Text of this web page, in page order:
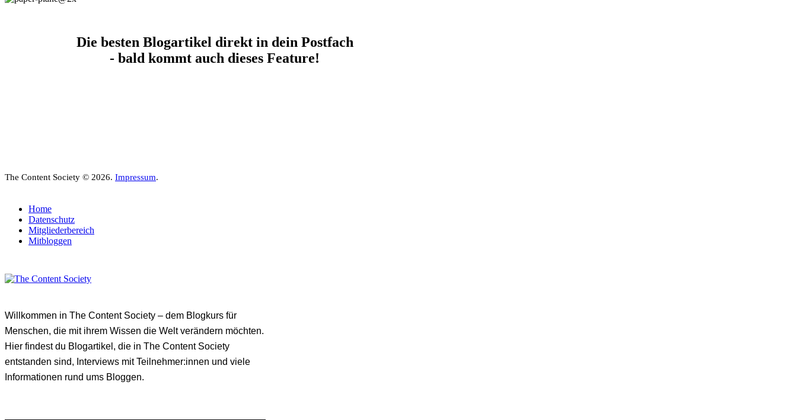
Die besten Blogartikel direkt in dein Postfach
- bald kommt auch dieses Feature!
The Content Society © 2026. Impressum.
Home
Datenschutz
Mitgliederbereich
Mitbloggen
Willkommen in The Content Society – dem Blogkurs für
Menschen, die mit ihrem Wissen die Welt verändern möchten.
Hier findest du Blogartikel, die in The Content Society
entstanden sind, Interviews mit Teilnehmer:innen und viele
Informationen rund ums Bloggen.